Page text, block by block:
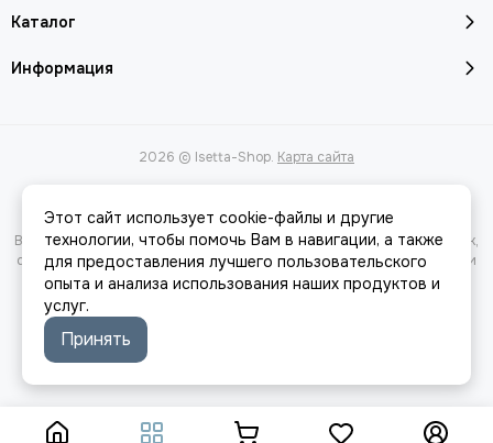
Каталог
Информация
2026 © Isetta-Shop. Карта сайта
Вся представленная на сайте информация, касающаяся характеристик,
стоимости товаров и услуг, носит информационный характер и ни при
каких условиях не является публичной офертой, определяемой
положениями Статьи 437(2) Гражданского кодекса РФ.
Этот сайт использует cookie-файлы и другие
технологии, чтобы помочь Вам в навигации, а также
для предоставления лучшего пользовательского
опыта и анализа использования наших продуктов и
услуг.
Принять